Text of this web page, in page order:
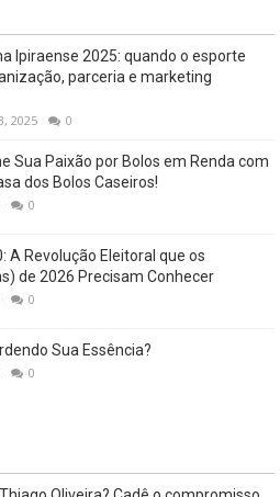
Ipiraense 2025: quando o esporte
parceria e marketing
2025 0
Sua Paixão por Bolos em Renda com
dos Bolos Caseiros!
0
A Revolução Eleitoral que os
de 2026 Precisam Conhecer
0
Sua Essência?
0